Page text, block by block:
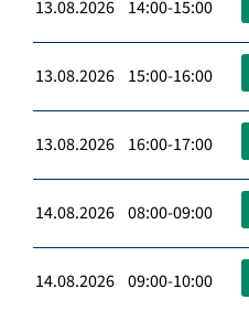
13.08.2026 14:00-15:00
13.08.2026 15:00-16:00
13.08.2026 16:00-17:00
14.08.2026 08:00-09:00
14.08.2026 09:00-10:00